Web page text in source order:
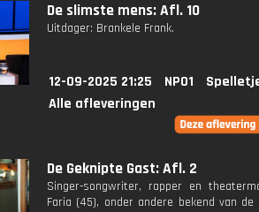
De slimste mens: Afl. 10
Uitdager: Brankele Frank.
12-09-2025 21:25 NPO1
Alle afleveringen
De Geknipte Gast: Afl. 2
Singer-songwriter, rapper en
Faria (45), onder andere bekend van